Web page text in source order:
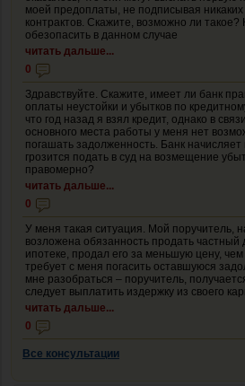
моей предоплаты, не подписывая никаких
контрактов. Скажите, возможно ли такое?
обезопасить в данном случае
читать дальше...
0
Здравствуйте. Скажите, имеет ли банк
оплаты неустойки и убытков по
что год назад я взял кредит, однако в
основного места работы у меня нет
погашать задолженность. Банк
грозится подать в суд на возмещение
правомерно?
читать дальше...
0
У меня такая ситуация. Мой поручитель,
возложена обязанность продать
ипотеке, продал его за меньшую цену,
требует с меня погасить оставшуюся
мне разобраться – поручитель,
следует выплатить издержку из своего
читать дальше...
0
Все консультации